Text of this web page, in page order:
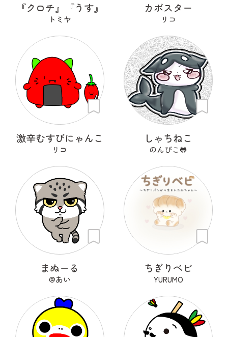
『クロチ』『うす』
トミヤ
カボスター
リコ
激辛むすびにゃんこ
リコ
しゃちねこ
のんぴこ🐸
まぬーる
@あい
ちぎりベビ
YURUMO